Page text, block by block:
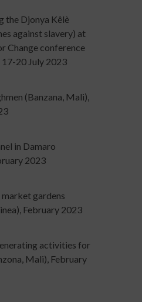
the Djonya Kêlè
against slavery) at
Change conference
20 July 2023
(Banzana, Mali),
in Damaro
2023
gardens
February 2023
activities for
Mali), February